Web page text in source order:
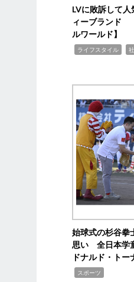
LVに敗訴して
ィーブランド
ルワールド】
ライフスタイル
始球式の杉谷拳
思い 全日本学
ドナルド・ト
スポーツ